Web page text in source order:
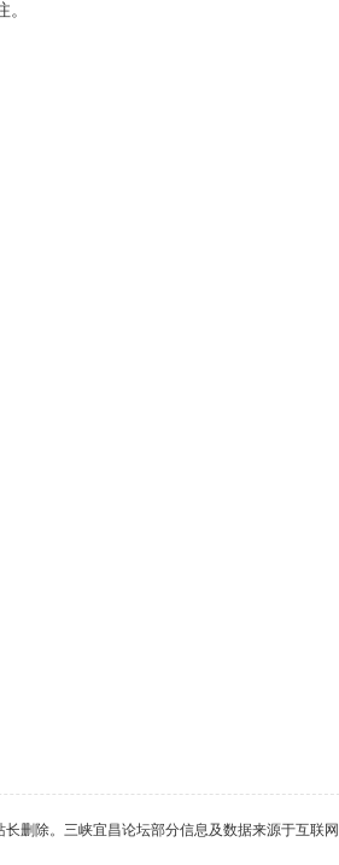
删除。三峡宜昌论坛部分信息及数据来源于互联